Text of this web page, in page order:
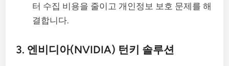
터 수집 비용을 줄이고 개인정보 보호 문제를 해
결합니다.
3. 엔비디아(NVIDIA) 턴키 솔루션